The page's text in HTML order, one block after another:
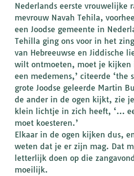
Nederlands eerste vrouwelijke
mevrouw Navah Tehila,
een Joodse gemeente in
Tehilla ging ons voor in het
van Hebreeuwse en Jiddische
wilt ontmoeten, moet je kijken
een medemens,’ citeerde ‘the
grote Joodse geleerde Martin
de ander in de ogen kijkt, zie
klein lichtje in zich heeft, ‘…
moet koesteren.’
Elkaar in de ogen kijken dus,
weten dat je er zijn mag. Dat
letterlijk doen op die
moeilijk.